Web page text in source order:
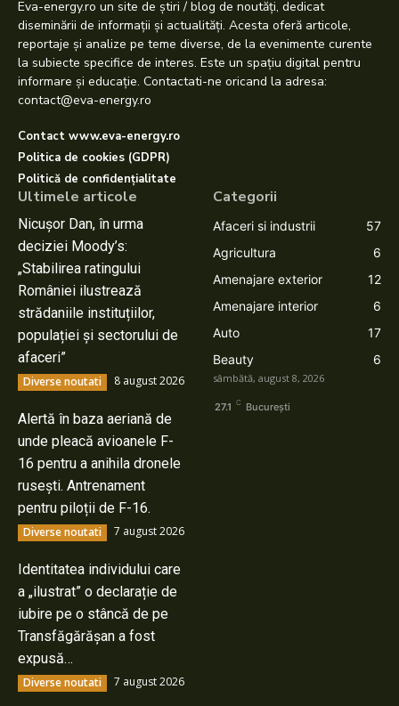
Eva-energy.ro un site de știri / blog de noutăți, dedicat
diseminării de informații și actualități. Acesta oferă articole,
reportaje și analize pe teme diverse, de la evenimente curente
la subiecte specifice de interes. Este un spațiu digital pentru
informare și educație. Contactati-ne oricand la adresa:
contact@eva-energy.ro
Contact www.eva-energy.ro
Politica de cookies (GDPR)
Politică de confidențialitate
Ultimele articole
Nicușor Dan, în urma
deciziei Moody’s:
„Stabilirea ratingului
României ilustrează
strădaniile instituțiilor,
populației și sectorului de
afaceri”
Diverse noutati 8 august 2026
Alertă în baza aeriană de
unde pleacă avioanele F-
16 pentru a anihila dronele
rusești. Antrenament
pentru piloții de F-16.
Diverse noutati 7 august 2026
Identitatea individului care
a „ilustrat” o declarație de
iubire pe o stâncă de pe
Transfăgărășan a fost
expusă…
Diverse noutati 7 august 2026
Categorii
Afaceri si industrii
57
Agricultura
6
Amenajare exterior
12
Amenajare interior
6
Auto
17
Beauty
6
sâmbătă, august 8, 2026
27.1 C București